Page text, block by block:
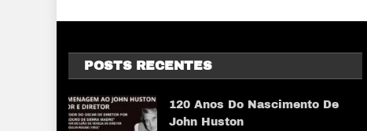
POSTS RECENTES
120 Anos Do Nascimento De
John Huston